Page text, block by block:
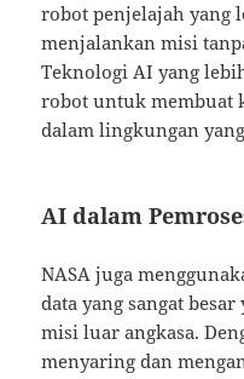
robot penjelajah yang
menjalankan misi
Teknologi AI yang
robot untuk membuat
dalam lingkungan
AI dalam
NASA juga
data yang sangat
misi luar angkasa.
menyaring dan